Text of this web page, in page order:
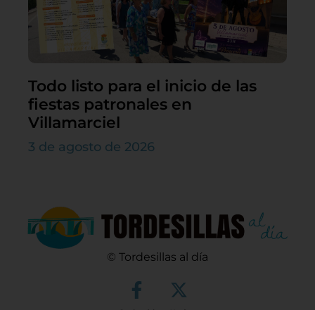
Todo listo para el inicio de las
fiestas patronales en
Villamarciel
3 de agosto de 2026
© Tordesillas al día